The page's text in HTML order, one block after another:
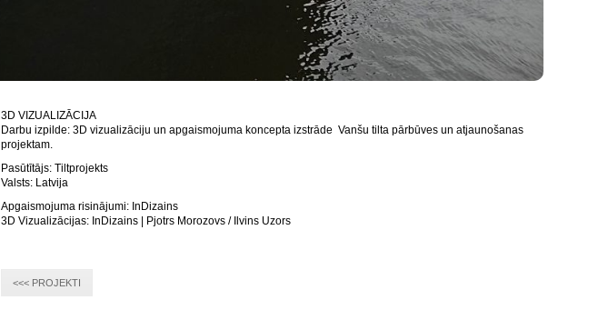
3D VIZUALIZĀCIJA
Darbu izpilde: 3D vizualizāciju un apgaismojuma koncepta izstrāde Vanšu tilta pārbūves un atjaunošanas
projektam.
Pasūtītājs: Tiltprojekts
Valsts: Latvija
Apgaismojuma risinājumi: InDizains
3D Vizualizācijas: InDizains | Pjotrs Morozovs / Ilvins Uzors
<<< PROJEKTI